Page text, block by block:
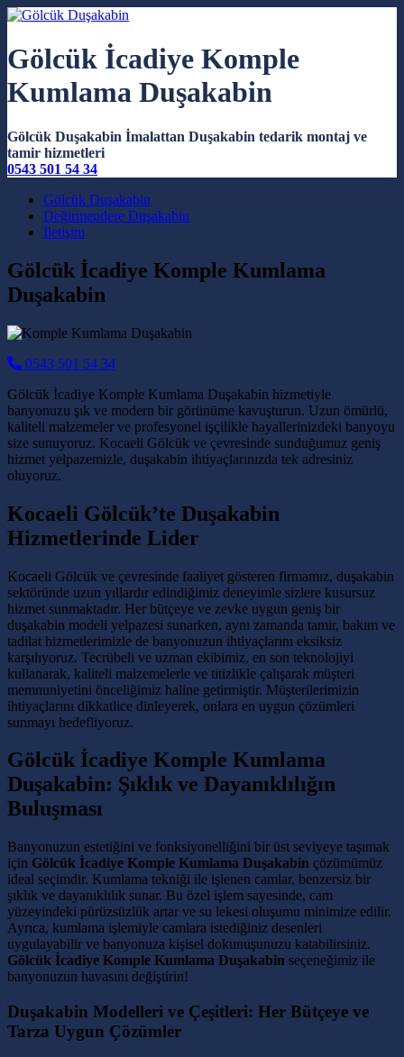
Gölcük İcadiye Komple
Kumlama Duşakabin
Gölcük Duşakabin İmalattan Duşakabin tedarik montaj ve
tamir hizmetleri
0543 501 54 34
Main Navigation
Gölcük Duşakabin
Değirmendere Duşakabin
İletişim
Gölcük İcadiye Komple Kumlama
Duşakabin
0543 501 54 34
Gölcük İcadiye Komple Kumlama Duşakabin hizmetiyle
banyonuzu şık ve modern bir görünüme kavuşturun. Uzun ömürlü,
kaliteli malzemeler ve profesyonel işçilikle hayallerinizdeki banyoyu
size sunuyoruz. Kocaeli Gölcük ve çevresinde sunduğumuz geniş
hizmet yelpazemizle, duşakabin ihtiyaçlarınızda tek adresiniz
oluyoruz.
Kocaeli Gölcük’te Duşakabin
Hizmetlerinde Lider
Kocaeli Gölcük ve çevresinde faaliyet gösteren firmamız, duşakabin
sektöründe uzun yıllardır edindiğimiz deneyimle sizlere kusursuz
hizmet sunmaktadır. Her bütçeye ve zevke uygun geniş bir
duşakabin modeli yelpazesi sunarken, aynı zamanda tamir, bakım ve
tadilat hizmetlerimizle de banyonuzun ihtiyaçlarını eksiksiz
karşılıyoruz. Tecrübeli ve uzman ekibimiz, en son teknolojiyi
kullanarak, kaliteli malzemelerle ve titizlikle çalışarak müşteri
memnuniyetini önceliğimiz haline getirmiştir. Müşterilerimizin
ihtiyaçlarını dikkatlice dinleyerek, onlara en uygun çözümleri
sunmayı hedefliyoruz.
Gölcük İcadiye Komple Kumlama
Duşakabin: Şıklık ve Dayanıklılığın
Buluşması
Banyonuzun estetiğini ve fonksiyonelliğini bir üst seviyeye taşımak
için Gölcük İcadiye Komple Kumlama Duşakabin çözümümüz
ideal seçimdir. Kumlama tekniği ile işlenen camlar, benzersiz bir
şıklık ve dayanıklılık sunar. Bu özel işlem sayesinde, cam
yüzeyindeki pürüzsüzlük artar ve su lekesi oluşumu minimize edilir.
Ayrıca, kumlama işlemiyle camlara istediğiniz desenleri
uygulayabilir ve banyonuza kişisel dokunuşunuzu katabilirsiniz.
Gölcük İcadiye Komple Kumlama Duşakabin seçeneğimiz ile
banyonuzun havasını değiştirin!
Duşakabin Modelleri ve Çeşitleri: Her Bütçeye ve
Tarza Uygun Çözümler